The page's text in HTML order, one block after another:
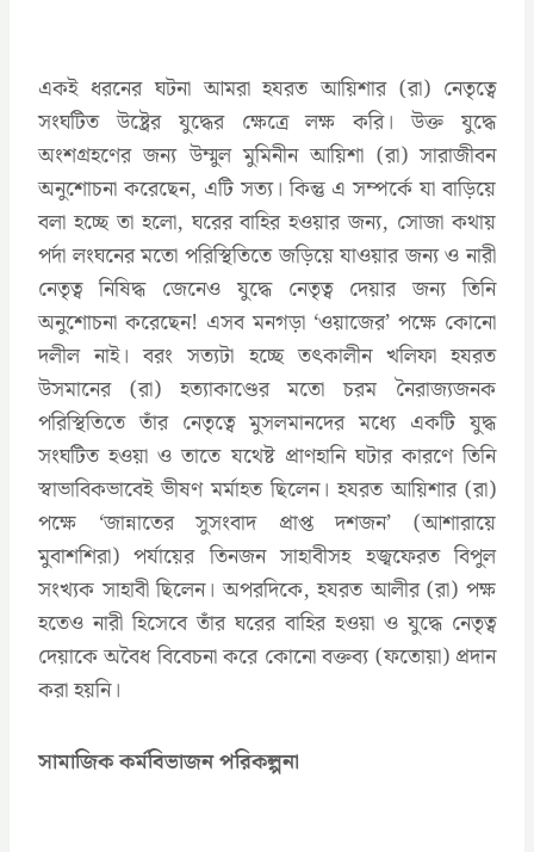
একই ধরনের ঘটনা আমরা হযরত আয়িশার (রা) নেতৃত্বে
সংঘটিত উষ্ট্রের যুদ্ধের ক্ষেত্রে লক্ষ করি। উক্ত যুদ্ধে
অংশগ্রহণের জন্য উম্মুল মুমিনীন আয়িশা (রা) সারাজীবন
অনুশোচনা করেছেন, এটি সত্য। কিন্তু এ সম্পর্কে যা বাড়িয়ে
বলা হচ্ছে তা হলো, ঘরের বাহির হওয়ার জন্য, সোজা কথায়
পর্দা লংঘনের মতো পরিস্থিতিতে জড়িয়ে যাওয়ার জন্য ও নারী
নেতৃত্ব নিষিদ্ধ জেনেও যুদ্ধে নেতৃত্ব দেয়ার জন্য তিনি
অনুশোচনা করেছেন! এসব মনগড়া ‘ওয়াজের’ পক্ষে কোনো
দলীল নাই। বরং সত্যটা হচ্ছে তৎকালীন খলিফা হযরত
উসমানের (রা) হত্যাকাণ্ডের মতো চরম নৈরাজ্যজনক
পরিস্থিতিতে তাঁর নেতৃত্বে মুসলমানদের মধ্যে একটি যুদ্ধ
সংঘটিত হওয়া ও তাতে যথেষ্ট প্রাণহানি ঘটার কারণে তিনি
স্বাভাবিকভাবেই ভীষণ মর্মাহত ছিলেন। হযরত আয়িশার (রা)
পক্ষে ‘জান্নাতের সুসংবাদ প্রাপ্ত দশজন’ (আশারায়ে
মুবাশশিরা) পর্যায়ের তিনজন সাহাবীসহ হজ্বফেরত বিপুল
সংখ্যক সাহাবী ছিলেন। অপরদিকে, হযরত আলীর (রা) পক্ষ
হতেও নারী হিসেবে তাঁর ঘরের বাহির হওয়া ও যুদ্ধে নেতৃত্ব
দেয়াকে অবৈধ বিবেচনা করে কোনো বক্তব্য (ফতোয়া) প্রদান
করা হয়নি।
সামাজিক কর্মবিভাজন পরিকল্পনা